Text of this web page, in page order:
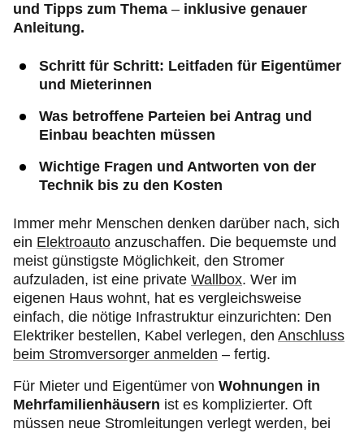
und Tipps zum Thema – inklusive genauer
Anleitung.
Schritt für Schritt: Leitfaden für Eigentümer
und Mieterinnen
Was betroffene Parteien bei Antrag und
Einbau beachten müssen
Wichtige Fragen und Antworten von der
Technik bis zu den Kosten
Immer mehr Menschen denken darüber nach, sich
ein Elektroauto anzuschaffen. Die bequemste und
meist günstigste Möglichkeit, den Stromer
aufzuladen, ist eine private Wallbox. Wer im
eigenen Haus wohnt, hat es vergleichsweise
einfach, die nötige Infrastruktur einzurichten: Den
Elektriker bestellen, Kabel verlegen, den Anschluss
beim Stromversorger anmelden – fertig.
Für Mieter und Eigentümer von Wohnungen in
Mehrfamilienhäusern ist es komplizierter. Oft
müssen neue Stromleitungen verlegt werden, bei